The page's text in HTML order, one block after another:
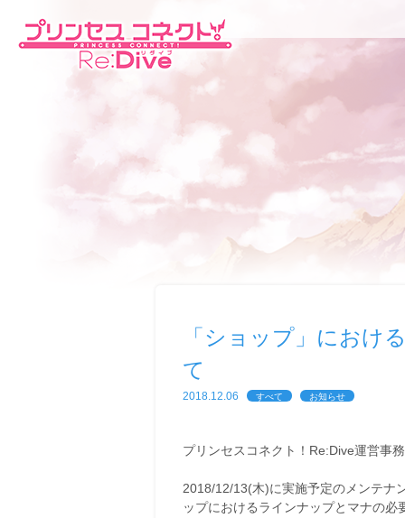
「ショップ」におけ
て
2018.12.06 すべて お知らせ
プリンセスコネクト！Re:Dive運営事
2018/12/13(木)に実施予定のメンテナ
ップにおけるラインナップとマナの